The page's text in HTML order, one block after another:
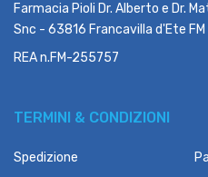
Farmacia Pioli Dr. Alberto e Dr.
Snc - 63816 Francavilla d'Ete
REA n.FM-255757
TERMINI & CONDIZIONI
Spedizione